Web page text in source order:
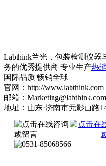
Labthink兰光，包装检测仪器
务的优秀提供商 专业生产热
国际品质 畅销全球
官网：http://www.labthink.com
邮箱：Marketing@labthink.com
地址：山东·济南市无影山路